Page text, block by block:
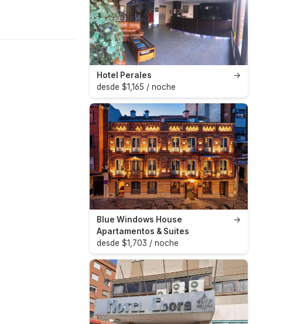
→
Hotel Perales
desde $1,165 / noche
→
Blue Windows House
Apartamentos & Suites
desde $1,703 / noche